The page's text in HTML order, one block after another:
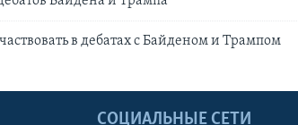
в дебатах с Байденом и Трампом
СОЦИАЛЬНЫЕ СЕТИ